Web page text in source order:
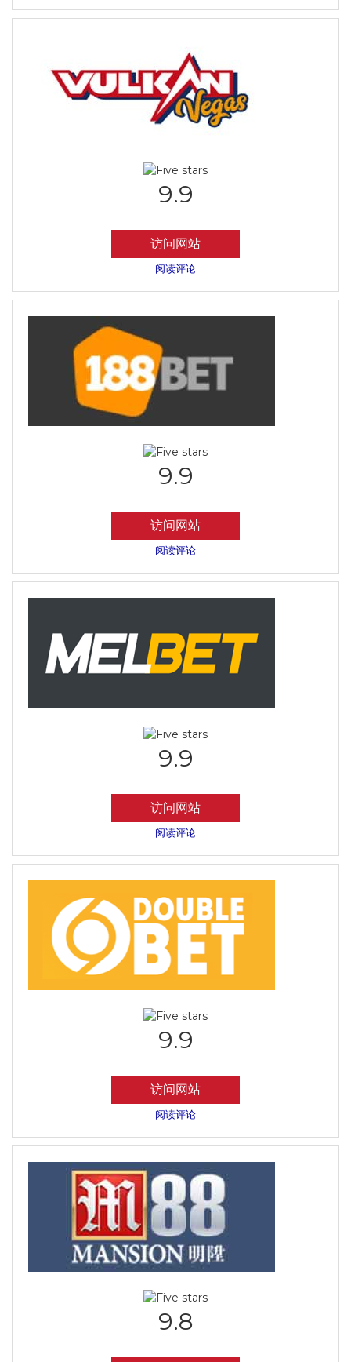
9.9
访问网站
阅读评论
9.9
访问网站
阅读评论
9.9
访问网站
阅读评论
9.9
访问网站
阅读评论
9.8